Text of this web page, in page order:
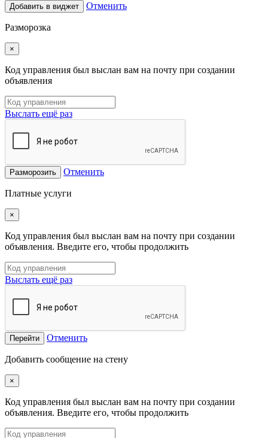
Добавить в виджет Отменить
Разморозка
×
Код управления был выслан вам на почту при создании
объявления
Выслать ещё раз
Разморозить Отменить
Платные услуги
×
Код управления был выслан вам на почту при создании
объявления. Введите его, чтобы продолжить
Выслать ещё раз
Перейти Отменить
Добавить сообщение на стену
×
Код управления был выслан вам на почту при создании
объявления. Введите его, чтобы продолжить